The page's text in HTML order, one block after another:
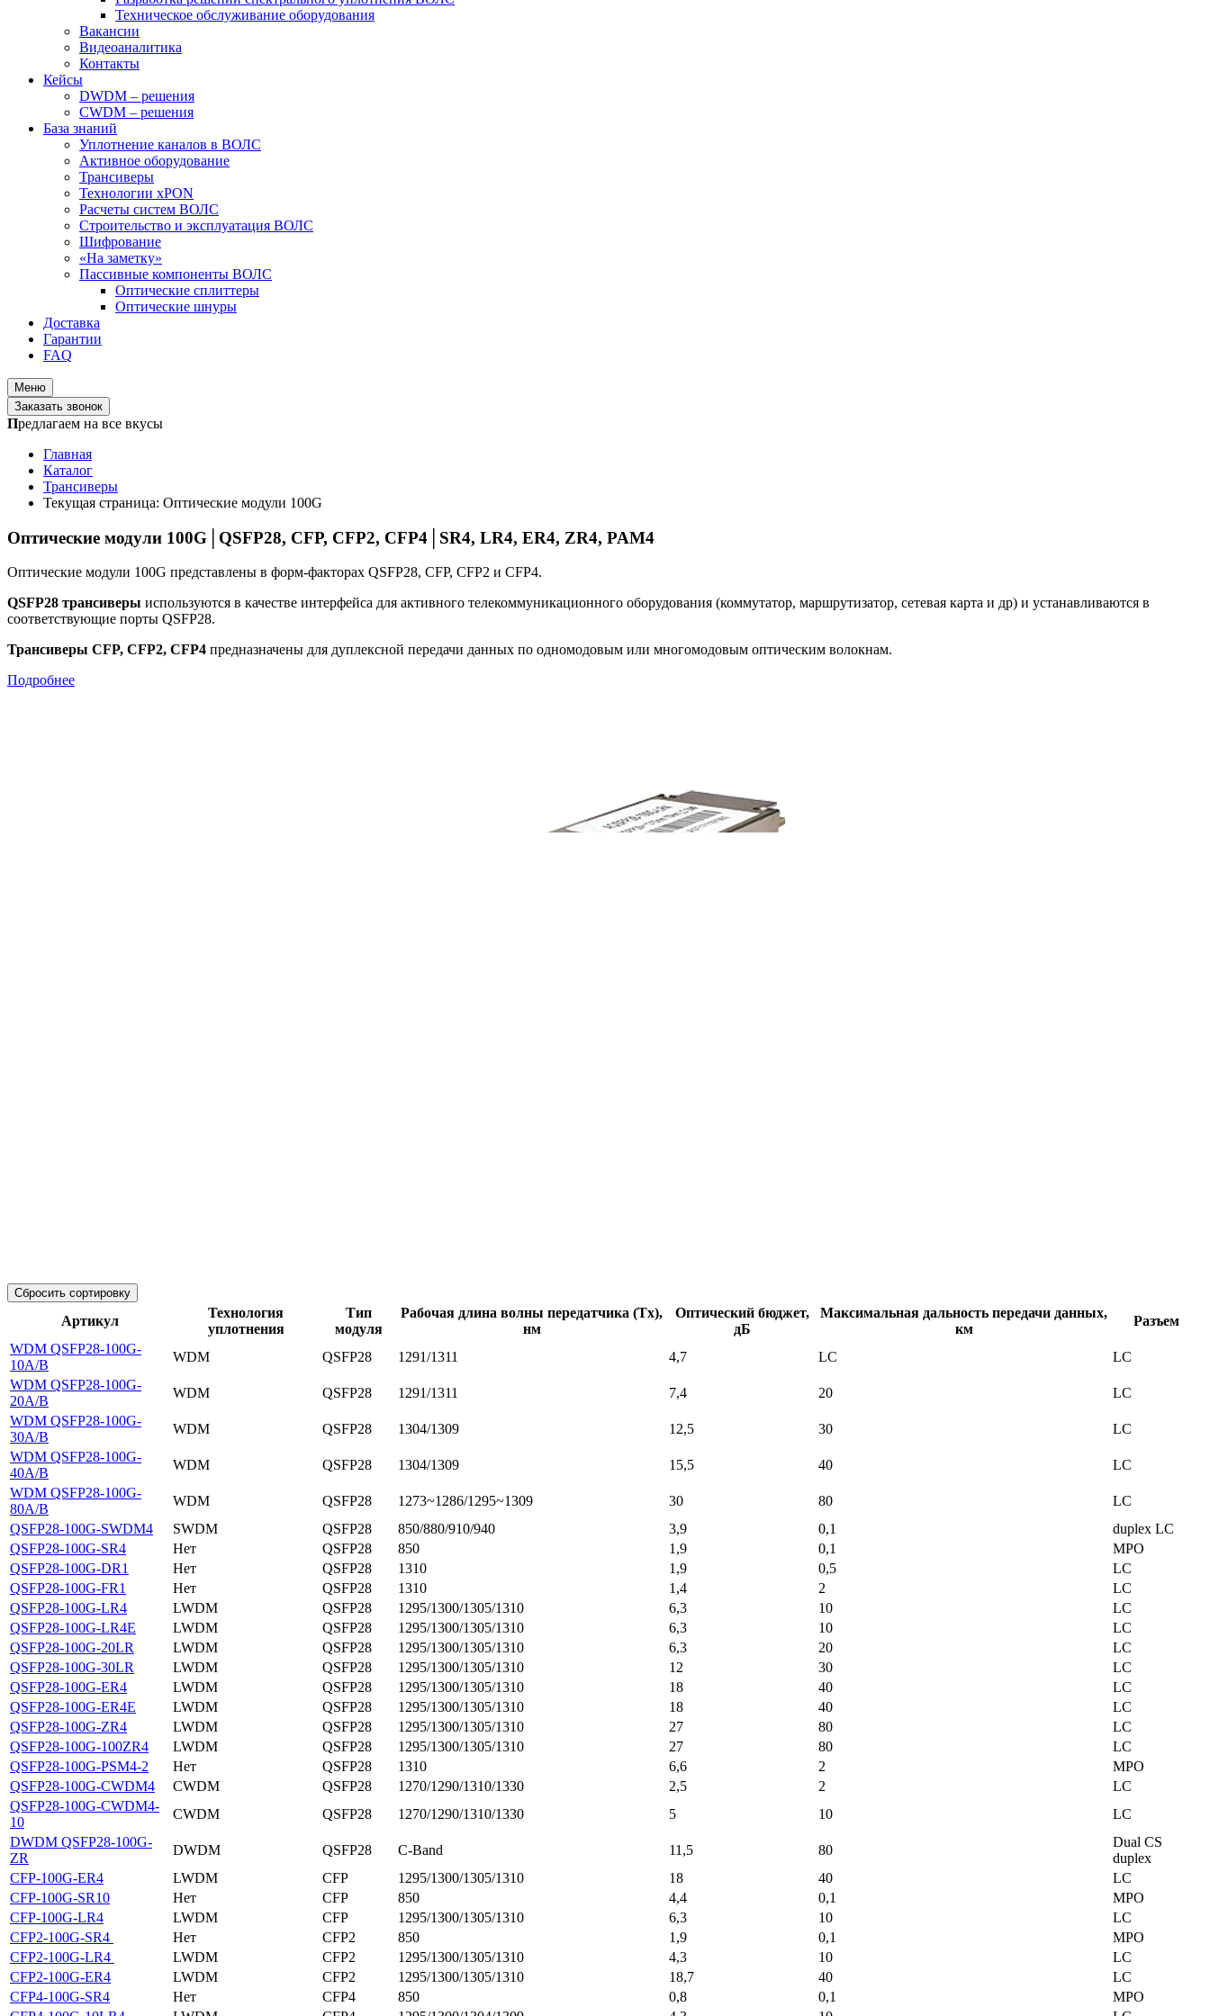
Техническое обслуживание оборудования
Вакансии
Видеоаналитика
Контакты
Кейсы
DWDM – решения
CWDM – решения
База знаний
Уплотнение каналов в ВОЛС
Активное оборудование
Трансиверы
Технологии xPON
Расчеты систем ВОЛС
Строительство и эксплуатация ВОЛС
Шифрование
«На заметку»
Пассивные компоненты ВОЛС
Оптические сплиттеры
Оптические шнуры
Доставка
Гарантии
FAQ
Меню
Заказать звонок
Предлагаем на все вкусы
Главная
Каталог
Трансиверы
Текущая страница: Оптические модули 100G
Оптические модули 100G│QSFP28, CFP, CFP2, CFP4│SR4, LR4, ER4, ZR4, PAM4
Оптические модули 100G представлены в форм-факторах QSFP28, CFP, CFP2 и CFP4.
QSFP28 трансиверы используются в качестве интерфейса для активного телекоммуникационного оборудования (коммутатор, маршрутизатор, сетевая карта и др) и устанавливаются в
соответствующие порты QSFP28.
Трансиверы CFP, CFP2, CFP4 предназначены для дуплексной передачи данных по одномодовым или многомодовым оптическим волокнам.
Подробнее
Сбросить сортировку
Артикул
Технология
уплотнения
Тип
модуля
Рабочая длина волны передатчика (Tx),
нм
Оптический бюджет,
дБ
Максимальная дальность передачи данных,
км
Разъем
WDM QSFP28-100G-
10A/B
WDM QSFP28 1291/1311 4,7 LC
LC
WDM QSFP28-100G-
20A/B
WDM QSFP28 1291/1311 7,4 20
LC
WDM QSFP28-100G-
30A/B
WDM QSFP28 1304/1309 12,5 30
LC
WDM QSFP28-100G-
40A/B
WDM QSFP28 1304/1309 15,5 40
LC
WDM QSFP28-100G-
80A/B
WDM QSFP28 1273~1286/1295~1309 30 80
LC
QSFP28-100G-SWDM4
SWDM QSFP28 850/880/910/940 3,9 0,1
duplex LC
QSFP28-100G-SR4
Нет QSFP28 850 1,9 0,1
MPO
QSFP28-100G-DR1
Нет QSFP28 1310 1,9 0,5
LC
QSFP28-100G-FR1
Нет QSFP28 1310 1,4 2
LC
QSFP28-100G-LR4
LWDM QSFP28 1295/1300/1305/1310 6,3 10
LC
QSFP28-100G-LR4E
LWDM QSFP28 1295/1300/1305/1310 6,3 10
LC
QSFP28-100G-20LR
LWDM QSFP28 1295/1300/1305/1310 6,3 20
LC
QSFP28-100G-30LR
LWDM QSFP28 1295/1300/1305/1310 12 30
LC
QSFP28-100G-ER4
LWDM QSFP28 1295/1300/1305/1310 18 40
LC
QSFP28-100G-ER4E
LWDM QSFP28 1295/1300/1305/1310 18 40
LC
QSFP28-100G-ZR4
LWDM QSFP28 1295/1300/1305/1310 27 80
LC
QSFP28-100G-100ZR4
LWDM QSFP28 1295/1300/1305/1310 27 80
LC
QSFP28-100G-PSM4-2
Нет QSFP28 1310 6,6 2
MPO
QSFP28-100G-CWDM4
CWDM QSFP28 1270/1290/1310/1330 2,5 2
LC
QSFP28-100G-CWDM4-
10
CWDM QSFP28 1270/1290/1310/1330 5 10
LC
DWDM QSFP28-100G-
ZR
DWDM QSFP28 C-Band 11,5 80
Dual CS
duplex
CFP-100G-ER4
LWDM CFP 1295/1300/1305/1310 18 40
LC
CFP-100G-SR10
Нет CFP 850 4,4 0,1
MPO
CFP-100G-LR4
LWDM CFP 1295/1300/1305/1310 6,3 10
LC
CFP2-100G-SR4
Нет CFP2 850 1,9 0,1
MPO
CFP2-100G-LR4
LWDM CFP2 1295/1300/1305/1310 4,3 10
LC
CFP2-100G-ER4
LWDM CFP2 1295/1300/1305/1310 18,7 40
LC
CFP4-100G-SR4
Нет CFP4 850 0,8 0,1
MPO